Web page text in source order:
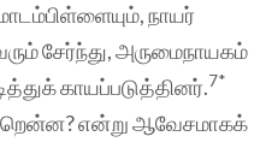
நாயர்
சேர்ந்து, அருமைநாயகம்
காயப்படுத்தினர்.7*
என்று ஆவேசமாகக்